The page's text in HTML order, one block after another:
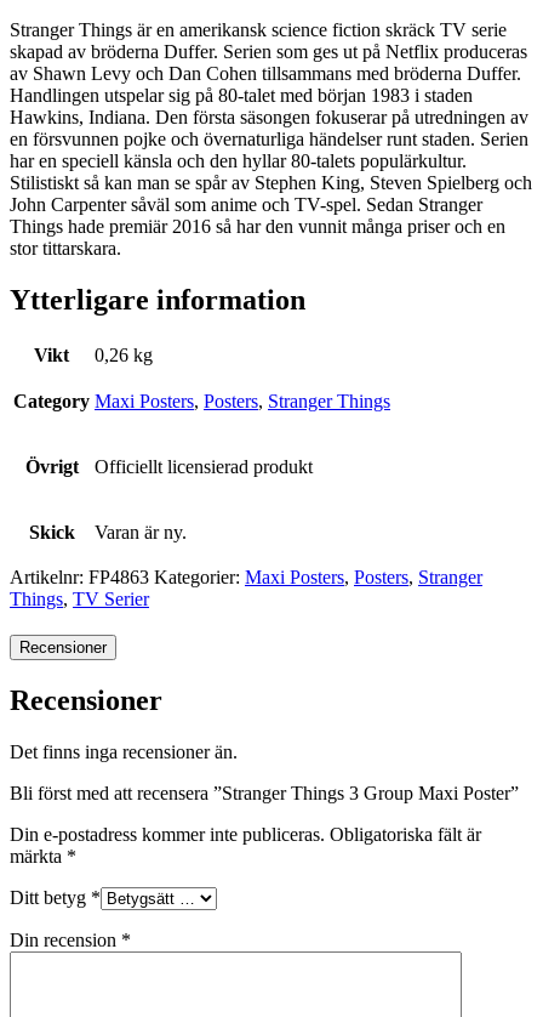
Stranger Things är en amerikansk science fiction skräck TV serie
skapad av bröderna Duffer. Serien som ges ut på Netflix produceras
av Shawn Levy och Dan Cohen tillsammans med bröderna Duffer.
Handlingen utspelar sig på 80-talet med början 1983 i staden
Hawkins, Indiana. Den första säsongen fokuserar på utredningen av
en försvunnen pojke och övernaturliga händelser runt staden. Serien
har en speciell känsla och den hyllar 80-talets populärkultur.
Stilistiskt så kan man se spår av Stephen King, Steven Spielberg och
John Carpenter såväl som anime och TV-spel. Sedan Stranger
Things hade premiär 2016 så har den vunnit många priser och en
stor tittarskara.
Ytterligare information
Vikt 0,26 kg
Category Maxi Posters, Posters, Stranger Things
Övrigt Officiellt licensierad produkt
Skick Varan är ny.
Artikelnr: FP4863 Kategorier: Maxi Posters, Posters, Stranger
Things, TV Serier
Recensioner
Recensioner
Det finns inga recensioner än.
Bli först med att recensera ”Stranger Things 3 Group Maxi Poster”
Din e-postadress kommer inte publiceras. Obligatoriska fält är
märkta *
Ditt betyg *
Din recension *